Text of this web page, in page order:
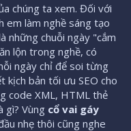
chúng ta xem. Đối với
em làm nghề sáng tạo
những chuỗi ngày "cắm
lộn trong nghề, có
ngày chỉ để soi từng
kịch bản tối ưu SEO cho
code XML, HTML thẻ
gì? Vùng cổ vai gáy
nhẹ thôi cũng nghe